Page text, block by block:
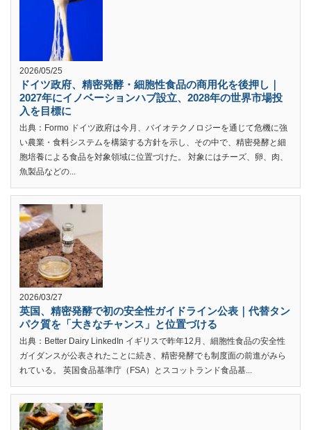
2026/05/25
ドイツ政府、精密発酵・細胞性食品の商用化を後押し｜
2027年にイノベーションハブ設立、2028年の世界市場投
入を目標に
出典：Formo ドイツ政府は今月、バイオテクノロジーを通じて危機に強
い農業・食料システムを構築する方針を示し、その中で、精密発酵と細
胞培養による食品を対象領域に位置づけた。 対象にはチーズ、卵、肉、
魚製品などの...
2026/03/27
英国、精密発酵で初の安全性ガイドライン公表｜代替タン
パク質を「大きなチャンス」と位置づける
出典：Better Dairy LinkedIn イギリスで昨年12月、細胞性食品の安全性
ガイダンスが公表されたことに続き、精密発酵でも制度面の前進がみら
れている。 英国食品基準庁（FSA）とスコットランド食品基...